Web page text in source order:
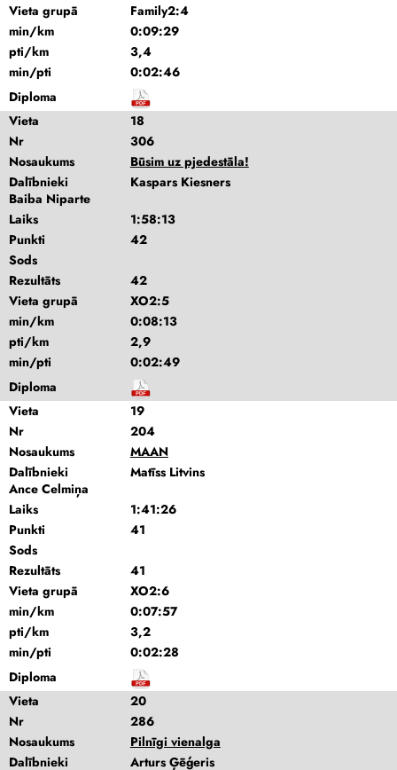
Vieta grupā
Family2:4
min/km
0:09:29
pti/km
3,4
min/pti
0:02:46
Diploma
Vieta
18
Nr
306
Nosaukums
Būsim uz pjedestāla!
Dalībnieki
Kaspars Kiesners
Baiba Niparte
Laiks
1:58:13
Punkti
42
Sods
Rezultāts
42
Vieta grupā
XO2:5
min/km
0:08:13
pti/km
2,9
min/pti
0:02:49
Diploma
Vieta
19
Nr
204
Nosaukums
MAAN
Dalībnieki
Matīss Litvins
Ance Celmiņa
Laiks
1:41:26
Punkti
41
Sods
Rezultāts
41
Vieta grupā
XO2:6
min/km
0:07:57
pti/km
3,2
min/pti
0:02:28
Diploma
Vieta
20
Nr
286
Nosaukums
Pilnīgi vienalga
Dalībnieki
Arturs Ģēģeris